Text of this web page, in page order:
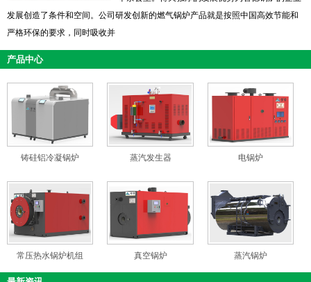
发展创造了条件和空间。公司研发创新的燃气锅炉产品就是按照中国高效节能和
严格环保的要求，同时吸收并
产品中心
铸硅铝冷凝锅炉 蒸汽发生器 电锅炉
常压热水锅炉机组 真空锅炉 蒸汽锅炉